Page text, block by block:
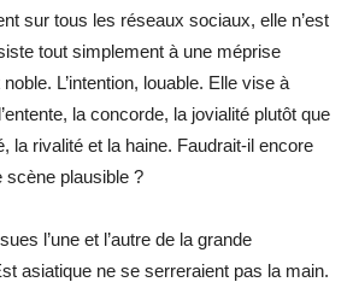
sur tous les réseaux sociaux, elle n’est
tout simplement à une méprise
L’intention, louable. Elle vise à
la concorde, la jovialité plutôt que
la rivalité et la haine. Faudrait-il encore
scène plausible ?
l’une et l’autre de la grande
asiatique ne se serreraient pas la main.